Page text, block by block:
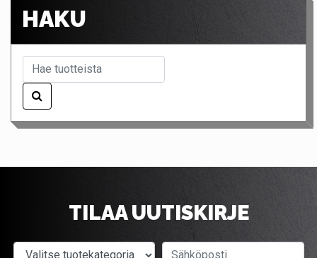
HAKU
TILAA UUTISKIRJE
Valitse tuotekategoria